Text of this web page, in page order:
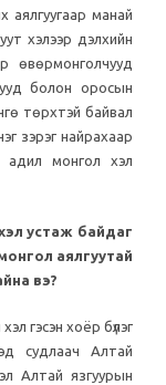
аялгуугаар манай
хэлээр дэлхийн
өвөрмонголчууд
болон оросын
төрхтэй байвал
зэрэг найрахаар
адил монгол хэл
устаж байдаг
аялгуутай
вэ?
гэсэн хоёр бүлэг
судлаач Алтай
Алтай язгуурын